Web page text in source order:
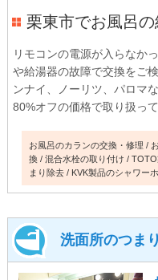
栗東市でお風呂
リモコンの電源が入らなか
や給湯器の故障で交換をご
ンナイ、ノーリツ、パロマ
80%オフの価格で取り扱って
お風呂のカランの交換・修理
換
混合水栓の取り付け TOTO
まり除去
KVK製品のシャワー
洗面所のつま